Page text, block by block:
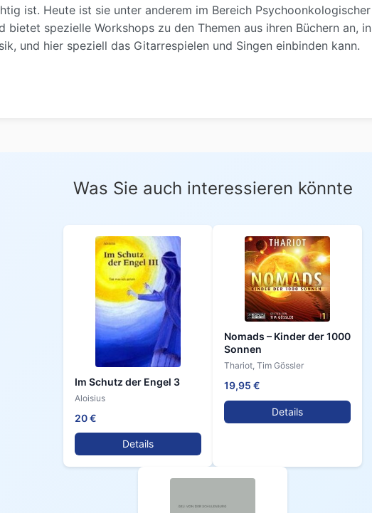
ist. Heute ist sie unter anderem im Bereich Psychoonkologischer
bietet spezielle Workshops zu den Themen aus ihren Büchern an, in
und hier speziell das Gitarrespielen und Singen einbinden kann.
Was Sie auch interessieren könnte
Im Schutz der Engel 3
Aloisius
20 €
Details
Nomads – Kinder der 1000
Sonnen
Thariot, Tim Gössler
19,95 €
Details